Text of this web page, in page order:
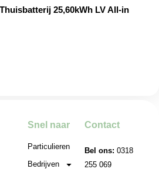
25,60kWh LV All-in
Snel naar
Particulieren
Bedrijven
Contact
Bel ons: 0318
255 069